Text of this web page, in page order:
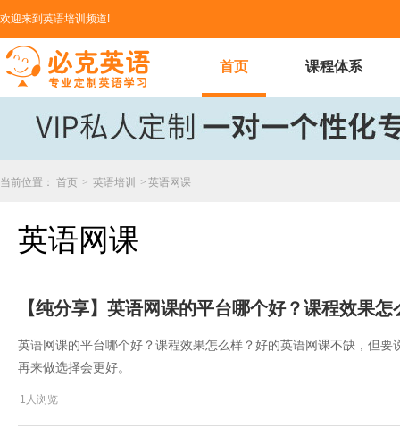
欢迎来到英语培训频道!
首页 课程体系
当前位置： 首页 > 英语培训 > 英语网课
英语网课
【纯分享】​英语网课的平台哪个好？课程效果怎
英语网课的平台哪个好？课程效果怎么样？好的英语网课不缺，但
再来做选择会更好。
1人浏览